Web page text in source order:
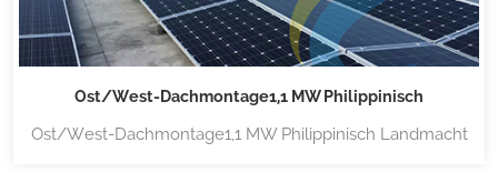
Ost/West-Dachmontage1,1 MW Philippinisch
Ost/West-Dachmontage1,1 MW Philippinisch Landmacht